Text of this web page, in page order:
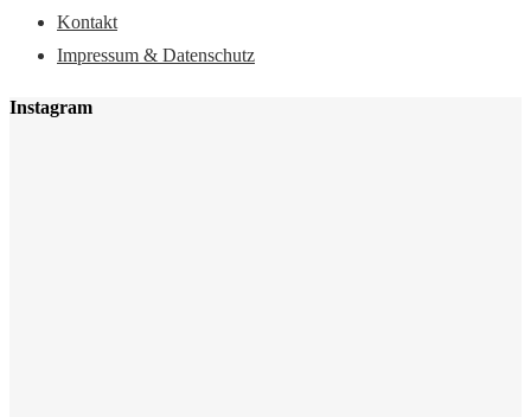
Kontakt
Impressum & Datenschutz
Instagram